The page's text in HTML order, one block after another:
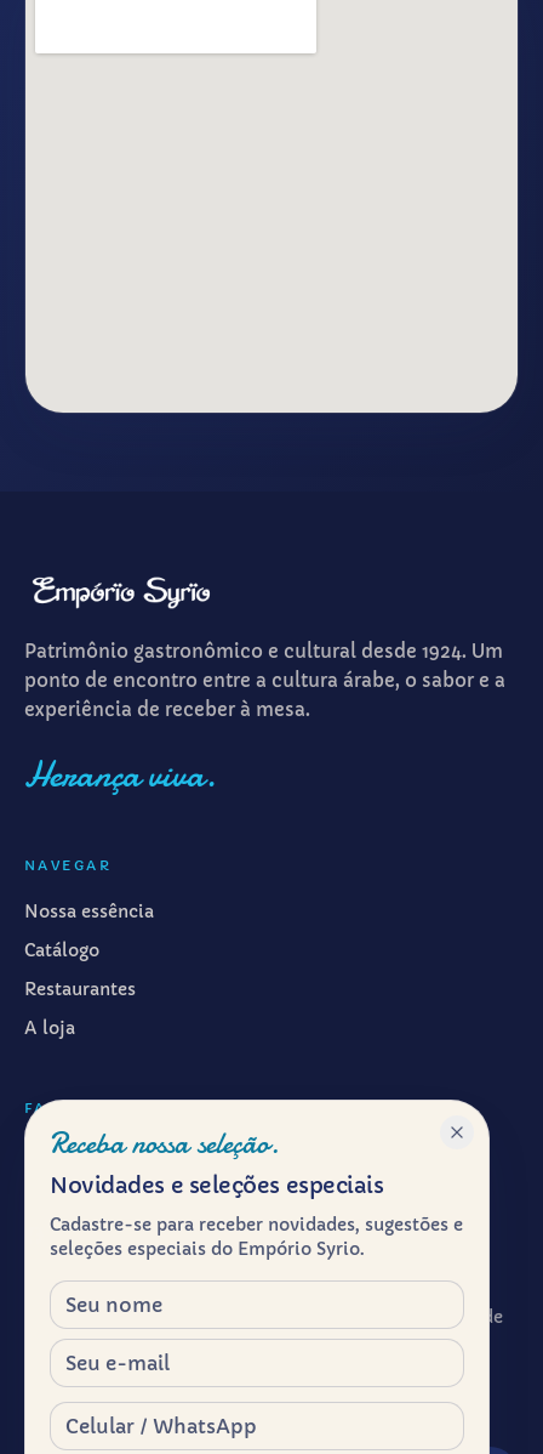
Patrimônio gastronômico e cultural desde 1924. Um
ponto de encontro entre a cultura árabe, o sabor e a
experiência de receber à mesa.
Herança viva.
NAVEGAR
Nossa essência
Catálogo
Restaurantes
A loja
FALAR CONOSCO
WhatsApp ·(11) 99601-7286
Instagram · @emporiosyrio
Facebook · @emporiosyrio
contato@emporiosyrio.com.br
R. Comendador Abdo Schahin, 136 - Centro Histórico de
São Paulo, São Paulo - SP, 01023-050
Segunda a sábado, das 9h às 19h
Receba nossa seleção.
Novidades e seleções especiais
Cadastre-se para receber novidades, sugestões e
seleções especiais do Empório Syrio.
Nome
E-mail
Celular / WhatsApp